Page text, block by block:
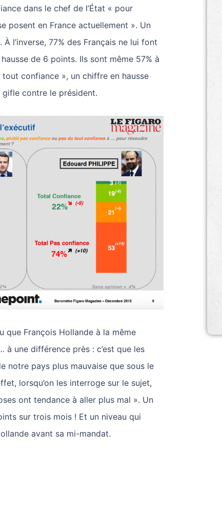
dans le chef de l’État « pour
posent en France actuellement ». Un
l’inverse, 77% des Français ne lui font
de 6 points. Ils sont même 57% à
confiance », un chiffre en hausse
contre le président.
que François Hollande à la même
à une différence près : c’est que les
notre pays plus mauvaise que sous le
lorsqu’on les interroge sur le sujet,
ont tendance à aller plus mal ». Un
sur trois mois ! Et un niveau qui
avant sa mi-mandat.